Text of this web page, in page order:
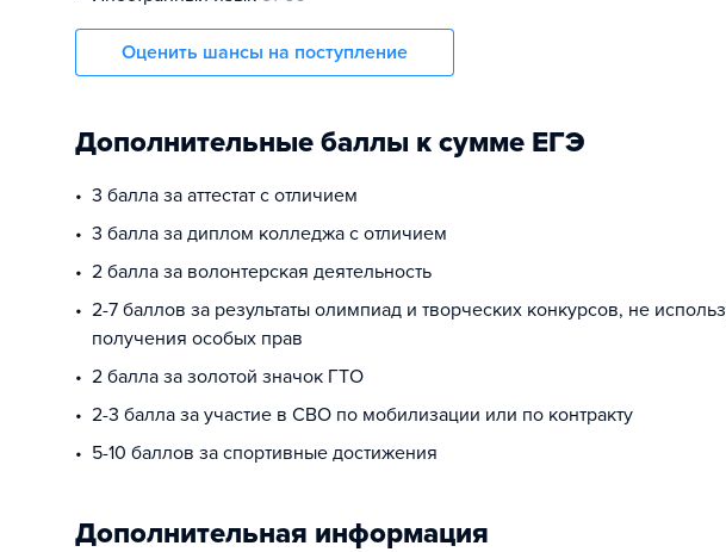
Оценить шансы на поступление
Дополнительные баллы к сумме ЕГЭ
3 балла за аттестат с отличием
3 балла за диплом колледжа с отличием
2 балла за волонтерская деятельность
2-7 баллов за результаты олимпиад и творческих конкурсов, не
получения особых прав
2 балла за золотой значок ГТО
2-3 балла за участие в СВО по мобилизации или по контракту
5-10 баллов за спортивные достижения
Дополнительная информация